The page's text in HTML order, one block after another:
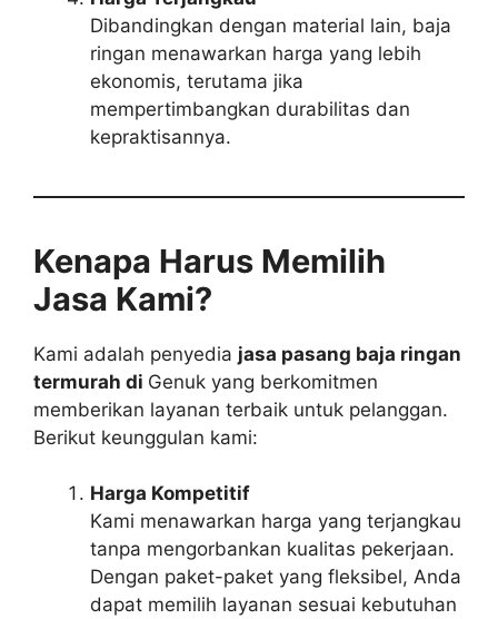
Dibandingkan dengan material lain, baja
ringan menawarkan harga yang lebih
ekonomis, terutama jika
mempertimbangkan durabilitas dan
kepraktisannya.
Kenapa Harus Memilih
Jasa Kami?
Kami adalah penyedia jasa pasang baja ringan
termurah di Genuk yang berkomitmen
memberikan layanan terbaik untuk pelanggan.
Berikut keunggulan kami:
Harga Kompetitif
Kami menawarkan harga yang terjangkau
tanpa mengorbankan kualitas pekerjaan.
Dengan paket-paket yang fleksibel, Anda
dapat memilih layanan sesuai kebutuhan